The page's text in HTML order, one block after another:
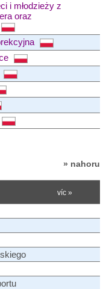
i młodzieży z
oraz
» nahoru
víc »